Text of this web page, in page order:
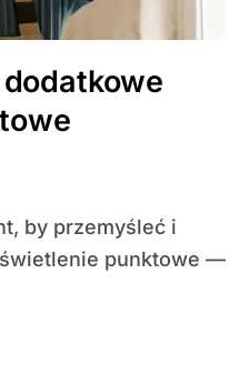
punktowe —